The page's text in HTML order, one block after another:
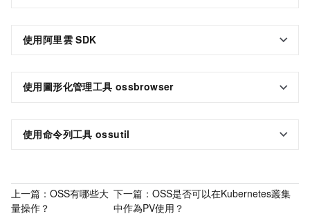
使用阿里雲 SDK
使用圖形化管理工具 ossbrowser
使用命令列工具 ossutil
上一篇： OSS有哪些大
量操作？
下一篇： OSS是否可以在Kubernetes叢集
中作為PV使用？